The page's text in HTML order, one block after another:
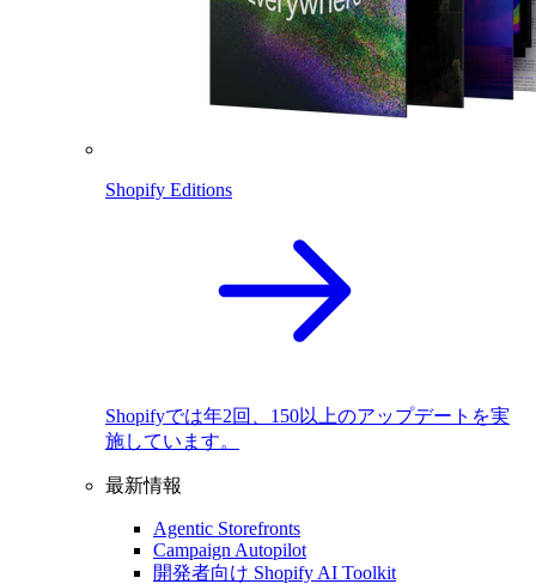
Shopify Editions
Shopifyでは年2回、150以上のアップデートを実
施しています。
最新情報
Agentic Storefronts
Campaign Autopilot
開発者向け Shopify AI Toolkit